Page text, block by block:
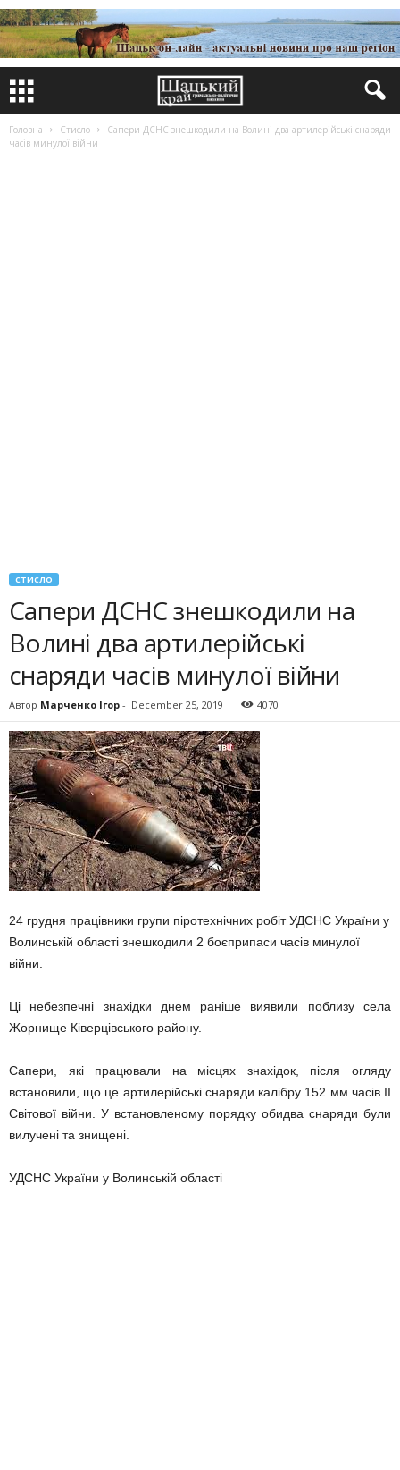
Головна Стисло
Сапери ДСНС знешкодили на Волині два артилерійські снаряди
часів минулої війни
СТИСЛО
Сапери ДСНС знешкодили на
Волині два артилерійські
снаряди часів минулої війни
Автор Марченко Ігор - December 25, 2019 4070
24 грудня працівники групи піротехнічних робіт УДСНС України у
Волинській області знешкодили 2 боєприпаси часів минулої
війни.
Ці небезпечні знахідки днем раніше виявили поблизу села
Жорнище Ківерцівського району.
Сапери, які працювали на місцях знахідок, після огляду
встановили, що це артилерійські снаряди калібру 152 мм часів IІ
Світової війни. У встановленому порядку обидва снаряди були
вилучені та знищені.
УДСНС України у Волинській області